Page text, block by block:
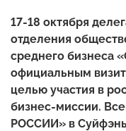
17-18 октября
отделения
среднего бизнеса
официальным
целью участия в
бизнес-миссии.
РОССИИ» в